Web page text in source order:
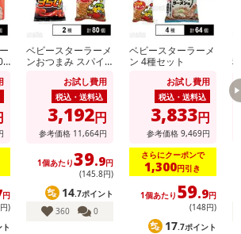
（アメリカ産）、砂糖（てん菜（北海道
（北海道産））
品製造工場では、卵、えび、かに、落花生、
イフルーツ、牛肉、鮭、鶏肉、豚肉、りん
を製造しています。
のままお召上がりください。
る商品について】
持ち期間は、配送日数などにより異なります
円
)
ベビースターラーメ
ンおつまみ スパイ
ベビースターラーメ
ン コクうまチキン
味 64g
お試し費用
税込・送料込
3,192円
参考価格 11,664円
1個あたり39.9円
(145.8円)
14.7ポイント
360
0
ベビースターラーメ
ン 4種セット
お試し費用
税込・送料込
3,833円
参考価格 9,469円
さらにクーポンで
1,300円引き
1個あたり 59.9円
(148円)
17.7ポイント